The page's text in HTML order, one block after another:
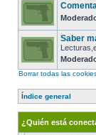
Saber
Borrar todas las
Índice general
¿Quién está